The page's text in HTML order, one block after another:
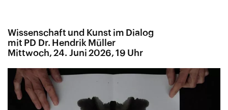
Wissenschaft und Kunst im Dialog
mit PD Dr. Hendrik Müller
Mittwoch, 24. Juni 2026, 19 Uhr